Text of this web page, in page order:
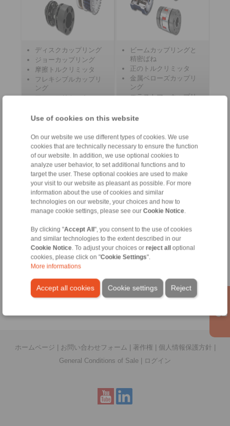
Use of cookies on this website
On our website we use different types of cookies. We use
cookies that are technically necessary to ensure the function
of our website. In addition, we use optional cookies to
analyze user behavior, to set additional functions and to
target the user. These optional cookies are used to make
your visit to our website as pleasant as possible. For more
information about the use of cookies and similar
technologies on our website, your choices and how to
manage cookie settings, please see our Cookie Notice
By clicking "Accept All", you consent to the use of cookies
and similar technologies to the extent described in our
Cookie Notice . To adjust your choices or reject alloptional
cookies, please click on "Cookie Settings".
More informations
Accept all cookies Reject
Cookie settings
ディスクカップリング
ジョーカップリング
摩擦トルクリミッタ
フレキシブルカップリ
ング
フォースリミッター
リング
ビームカップリングと
精密ばね
正のトルクリミッタ
金属ベローズカップリ
ング
エラストマーカップリ
中間軸カップリング
サーボディスクカップ
リング
精密クランプチャック
精密クランプマンドレ
ル
クランプクラッチ
ールシステム
プッシュ/プルケーブル
ボーデンケーブル
制御ケーブル
ホームページ お問い合わせフォーム 著作権 個人情報保護方針
General Conditions of Sale
ログイン